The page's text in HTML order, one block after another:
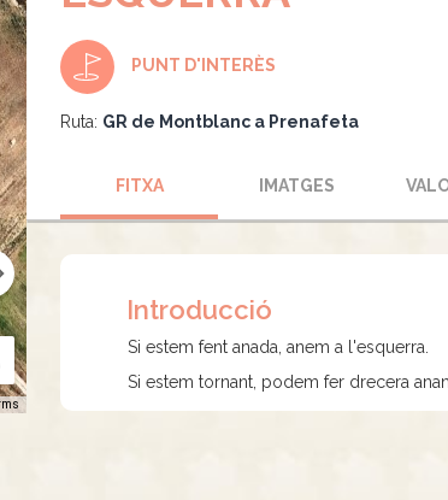
PUNT D'INTERÈS
Ruta: GR de Montblanc a Prenafeta
FITXA IMATGES
Introducció
Si estem fent anada, anem a l'esquerra.
Si estem tornant, podem fer drecera